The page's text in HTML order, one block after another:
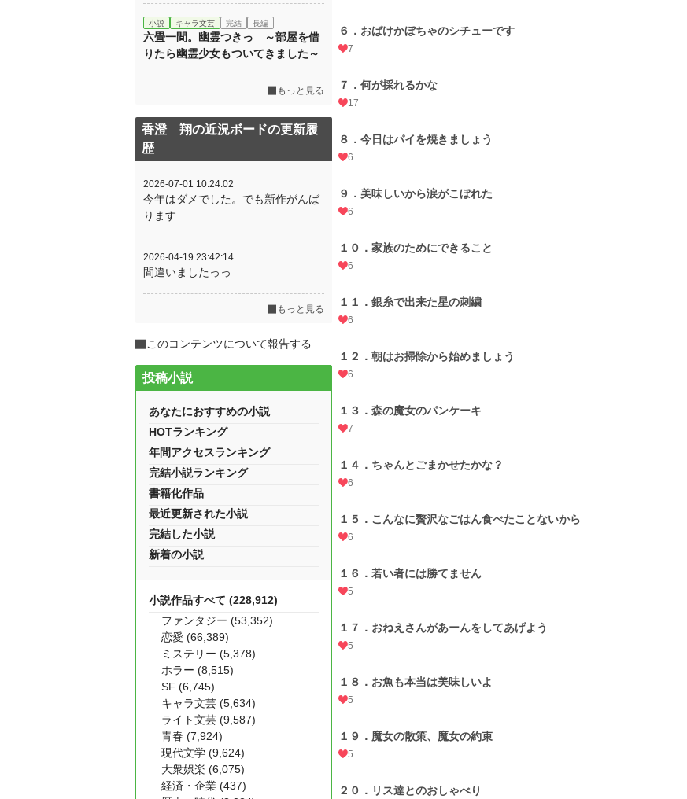
６．おばけかぼちゃのシチューです
7
７．何が採れるかな
17
８．今日はパイを焼きましょう
6
９．美味しいから涙がこぼれた
6
１０．家族のためにできること
6
１１．銀糸で出来た星の刺繍
6
１２．朝はお掃除から始めましょう
6
１３．森の魔女のパンケーキ
7
１４．ちゃんとごまかせたかな？
6
１５．こんなに贅沢なごはん食べたことないから
6
１６．若い者には勝てません
5
１７．おねえさんがあーんをしてあげよう
5
１８．お魚も本当は美味しいよ
5
１９．魔女の散策、魔女の約束
5
２０．リス達とのおしゃべり
小説 キャラ文芸 完結 長編
六畳一間。幽霊つきっ ～部屋を借
りたら幽霊少女もついてきました～
もっと見る
香澄 翔の近況ボードの更新履
歴
2026-07-01 10:24:02
今年はダメでした。でも新作がんば
ります
2026-04-19 23:42:14
間違いましたっっ
もっと見る
このコンテンツについて報告する
投稿小説
あなたにおすすめの小説
HOTランキング
年間アクセスランキング
完結小説ランキング
書籍化作品
最近更新された小説
完結した小説
新着の小説
小説作品すべて (228,912)
ファンタジー (53,352)
恋愛 (66,389)
ミステリー (5,378)
ホラー (8,515)
SF (6,745)
キャラ文芸 (5,634)
ライト文芸 (9,587)
青春 (7,924)
現代文学 (9,624)
大衆娯楽 (6,075)
経済・企業 (437)